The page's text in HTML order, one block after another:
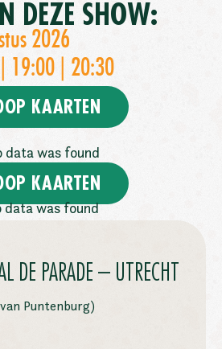
DEZE SHOW:
2026
19:00 | 20:30
KAARTEN
data was found
KAARTEN
data was found
DE PARADE – UTRECHT
Puntenburg)